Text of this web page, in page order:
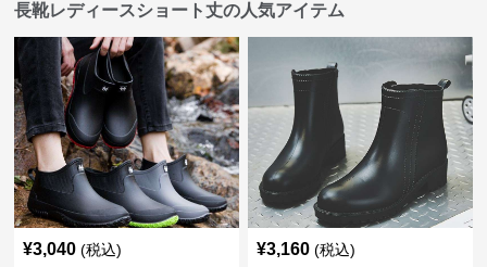
長靴レディースショート丈の人気アイテム
¥3,040 (税込) ¥3,160 (税込)